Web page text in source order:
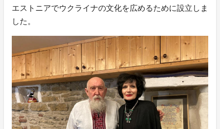
エストニアでウクライナの文化を広めるために設立しま
した。